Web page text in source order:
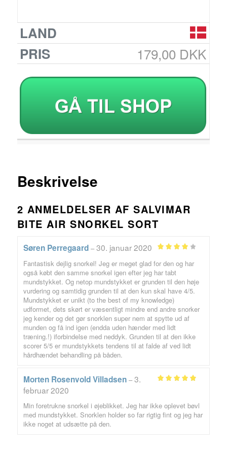
179,00 DKK
Beskrivelse
2 ANMELDELSER AFSALVIMAR
BITE AIR SNORKEL SORT
4 ud af 5
Søren Perregaard – 30. januar 2020
Fantastisk dejlig snorkel! Jeg er meget glad for den og har
også købt den samme snorkel igen efter jeg har tabt
mundstykket. Og netop mundstykket er grunden til den høje
vurdering og samtidig grunden til at den kun skal have 4/5.
Mundstykket er unikt (to the best of my knowledge)
udformet, dets skørt er væsentligt mindre end andre snorker
jeg kender og det gør snorklen super nem at spytte ud af
munden og få ind igen (endda uden hænder med lidt
træning.!) iforbindelse med neddyk. Grunden til at den ikke
scorer 5/5 er mundstykkets tendens til at falde af ved lidt
hårdhændet behandling på båden.
Morten Rosenvold Villadsen – 3.
februar 2020
Min foretrukne snorkel i øjeblikket. Jeg har ikke oplevet bøvl
med mundstykket. Snorklen holder so far rigtig fint og jeg har
ikke noget at udsætte på den.